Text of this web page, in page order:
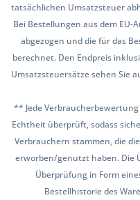
tatsächlichen Umsatzsteuer
Bei Bestellungen aus dem
abgezogen und die für das
berechnet. Den Endpreis
Umsatzsteuersätze sehen Sie
** Jede
Echtheit überprüft, sodass
Verbrauchern stammen, die
erworben/genutzt haben. Die
Überprüfung in Form
Bestellhistorie des